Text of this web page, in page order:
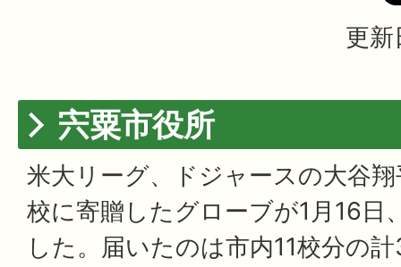
更
宍粟市役所
米大リーグ、ドジャースの大谷
校に寄贈したグローブが1月16日
した。届いたのは市内11校分の